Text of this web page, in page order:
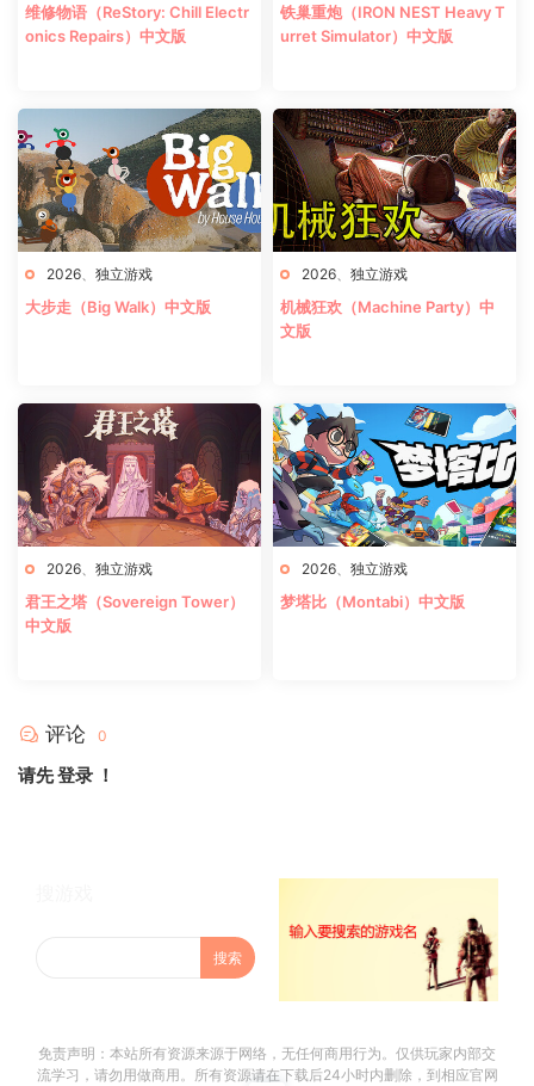
维修物语（ReStory: Chill Electr
onics Repairs）中文版
铁巢重炮（IRON NEST Heavy T
urret Simulator）中文版
2026 独立游戏
大步走（Big Walk）中文版
2026 独立游戏
机械狂欢（Machine Party）中
文版
2026 独立游戏
君王之塔（Sovereign Tower）
中文版
2026 独立游戏
梦塔比（Montabi）中文版
评论 0
请先登录 ！
免责声明：本站所有资源来源于网络，无任何商用行为。仅供玩家内部交
流学习，请勿用做商用。所有资源请在下载后24小时内删除，到相应官网